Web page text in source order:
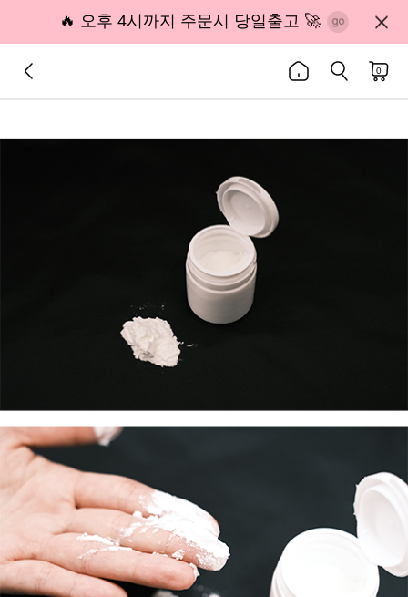
🔥 오후 4시까지 주문시 당일출고 🚀
0